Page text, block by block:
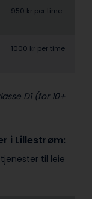
950 kr per time
1000 kr per time
D1 (for 10+
i Lillestrøm:
til leie